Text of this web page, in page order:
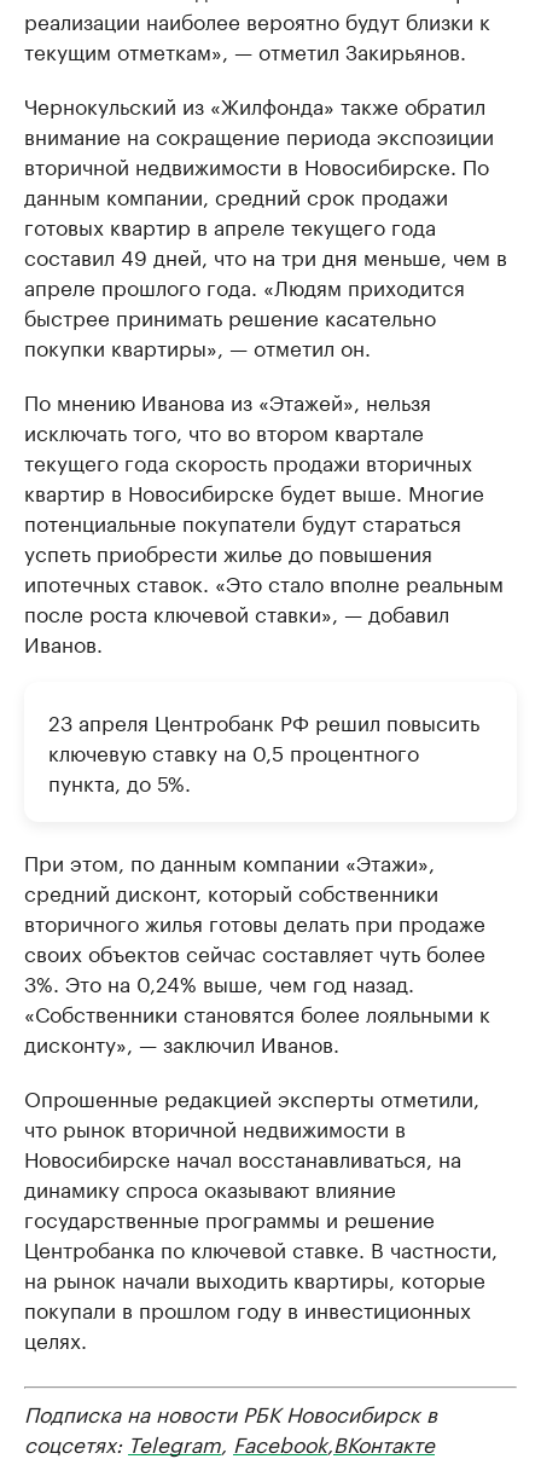
реализации наиболее вероятно будут близки к
текущим отметкам», — отметил Закирьянов.
Чернокульский из «Жилфонда» также обратил
внимание на сокращение периода экспозиции
вторичной недвижимости в Новосибирске. По
данным компании, средний срок продажи
готовых квартир в апреле текущего года
составил 49 дней, что на три дня меньше, чем в
апреле прошлого года. «Людям приходится
быстрее принимать решение касательно
покупки квартиры», — отметил он.
По мнению Иванова из «Этажей», нельзя
исключать того, что во втором квартале
текущего года скорость продажи вторичных
квартир в Новосибирске будет выше. Многие
потенциальные покупатели будут стараться
успеть приобрести жилье до повышения
ипотечных ставок. «Это стало вполне реальным
после роста ключевой ставки», — добавил
Иванов.
23 апреля Центробанк РФ решил повысить
ключевую ставку на 0,5 процентного
пункта, до 5%.
При этом, по данным компании «Этажи»,
средний дисконт, который собственники
вторичного жилья готовы делать при продаже
своих объектов сейчас составляет чуть более
3%. Это на 0,24% выше, чем год назад.
«Собственники становятся более лояльными к
дисконту», — заключил Иванов.
Опрошенные редакцией эксперты отметили,
что рынок вторичной недвижимости в
Новосибирске начал восстанавливаться, на
динамику спроса оказывают влияние
государственные программы и решение
Центробанка по ключевой ставке. В частности,
на рынок начали выходить квартиры, которые
покупали в прошлом году в инвестиционных
целях.
Подписка на новости РБК Новосибирск в
соцсетях: Telegram Facebook,ВКонтакте